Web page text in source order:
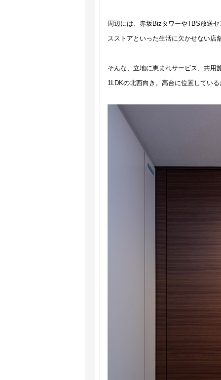
周辺には、赤坂BizタワーやTBS放送
スストアといった生活に欠かせない店
そんな、立地に恵まれサービス、共用
1LDKの北西向き。高台に位置してい